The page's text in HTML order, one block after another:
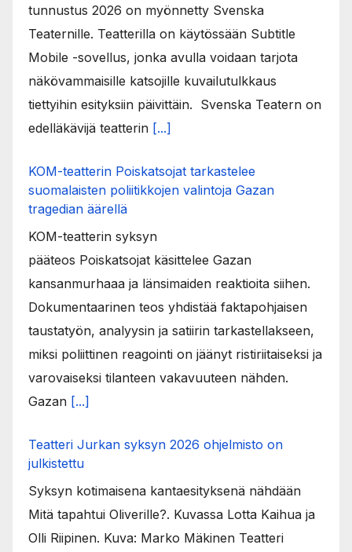
tunnustus 2026 on myönnetty Svenska
Teaternille. Teatterilla on käytössään Subtitle
Mobile -sovellus, jonka avulla voidaan tarjota
näkövammaisille katsojille kuvailutulkkaus
tiettyihin esityksiin päivittäin. Svenska Teatern on
edelläkävijä teatterin [...]
KOM-teatterin Poiskatsojat tarkastelee
suomalaisten poliitikkojen valintoja Gazan
tragedian äärellä
KOM-teatterin syksyn
pääteos Poiskatsojat käsittelee Gazan
kansanmurhaaa ja länsimaiden reaktioita siihen.
Dokumentaarinen teos yhdistää faktapohjaisen
taustatyön, analyysin ja satiirin tarkastellakseen,
miksi poliittinen reagointi on jäänyt ristiriitaiseksi ja
varovaiseksi tilanteen vakavuuteen nähden.
Gazan [...]
Teatteri Jurkan syksyn 2026 ohjelmisto on
julkistettu
Syksyn kotimaisena kantaesityksenä nähdään
Mitä tapahtui Oliverille?. Kuvassa Lotta Kaihua ja
Olli Riipinen. Kuva: Marko Mäkinen Teatteri